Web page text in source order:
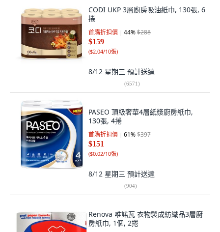
CODI UKP 3層廚房吸油紙巾, 130張, 6
捲
首購折扣價 44%$288
$159
($2.04/10張)
8/12 星期三 預計送達
(6571)
PASEO 頂級奢華4層紙漿廚房紙巾,
130張, 4捲
首購折扣價 61%$397
$151
($0.02/10張)
8/12 星期三 預計送達
(904)
Renova 唯諾瓦 衣物製成紡織品3層廚
房紙巾, 1個, 2捲